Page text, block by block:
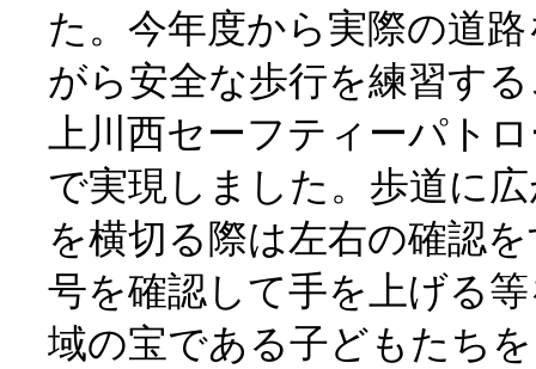
た。今年度から実際の道
がら安全な歩行を練習す
上川西セーフティーパト
で実現しました。歩道に
を横切る際は左右の確認
号を確認して手を上げる
域の宝である子どもたち